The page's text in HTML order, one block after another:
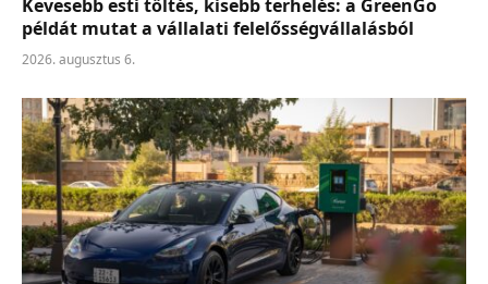
Kevesebb esti töltés, kisebb terhelés: a GreenGo
példát mutat a vállalati felelősségvállalásból
2026. augusztus 6.